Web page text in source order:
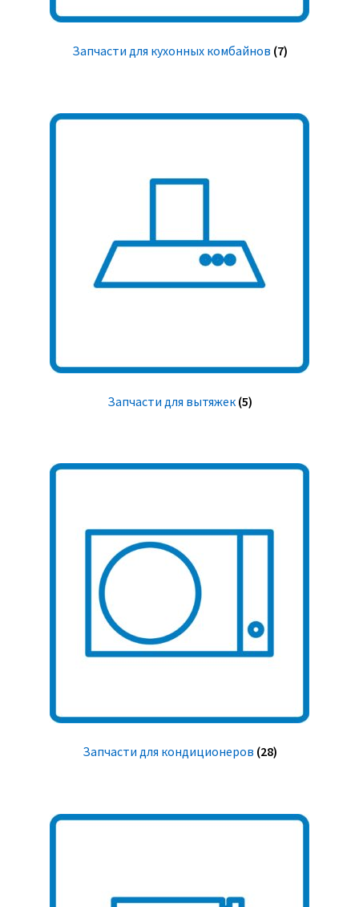
Запчасти для кухонных комбайнов (7)
Запчасти для вытяжек (5)
Запчасти для кондиционеров (28)